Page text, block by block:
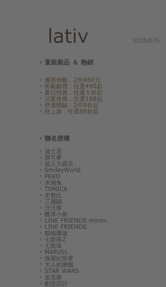
WOMEN
童裝新品 ＆ 熱銷
優惠倒數．2件660元
爸氣獻禮．任選490起
夏日特惠．任選５折起
涼夏推薦．任選188起
舒適體驗．2件8折起
秋上新．任選88折起
聯名授權
迪士尼
寶可夢
超人力霸王
SmileyWorld
PEKO
米飛兔
TOMICA
史努比
三麗鷗
汪汪隊
蠟筆小新
LINE FRIENDS minini
LINE FRIENDS
貓福珊迪
七龍珠Z
七龍珠
MARVEL
侏羅紀世界
大人的圖鑑
STAR WARS
皮克斯
創意設計